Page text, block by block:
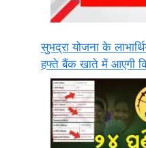
सुभद्रा योजना के
हफ्ते बैंक खाते में आएगी